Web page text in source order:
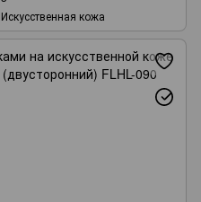
Искусственная кожа